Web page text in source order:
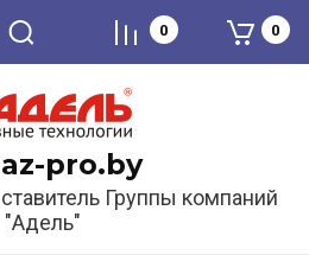
pro.by
Группы компаний
"Адель"
0 0